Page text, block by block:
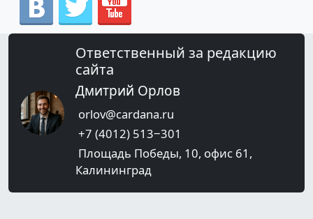
Ответственный за редакцию
сайта
Дмитрий Орлов
orlov@cardana.ru
+7 (4012) 513‒301
Площадь Победы, 10, офис 61,
Калининград